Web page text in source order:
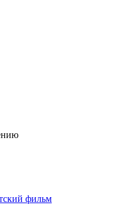
фильм